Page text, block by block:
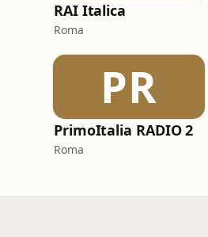
RAI Italica
Roma
PR
PrimoItalia RADIO 2
Roma